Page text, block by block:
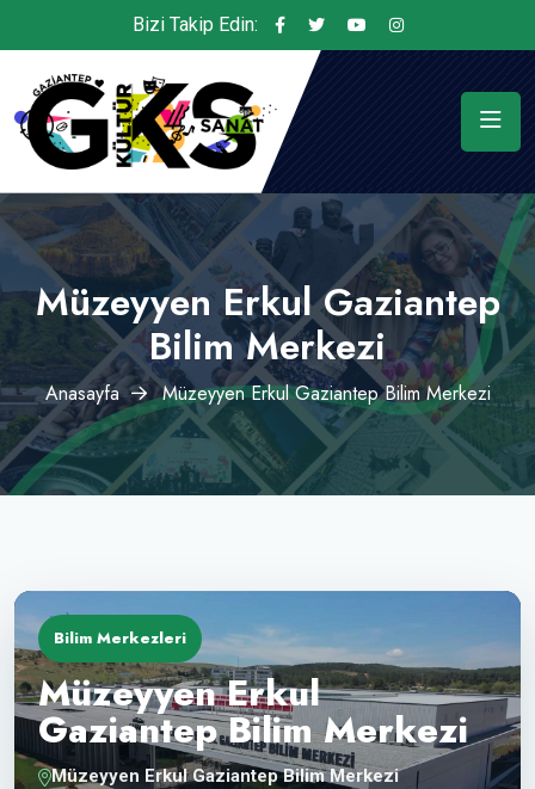
Bizi Takip Edin:
Müzeyyen Erkul Gaziantep
Bilim Merkezi
Anasayfa Müzeyyen Erkul Gaziantep Bilim Merkezi
Bilim Merkezleri
Müzeyyen Erkul
Gaziantep Bilim Merkezi
Müzeyyen Erkul Gaziantep Bilim Merkezi